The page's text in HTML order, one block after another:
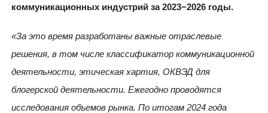
коммуникационных индустрий за 2023−2026 годы.
«За это время разработаны важные отраслевые
решения, в том числе классификатор коммуникационной
деятельности, этическая хартия, ОКВЭД для
блогерской деятельности. Ежегодно проводятся
исследования объемов рынка. По итогам 2024 года